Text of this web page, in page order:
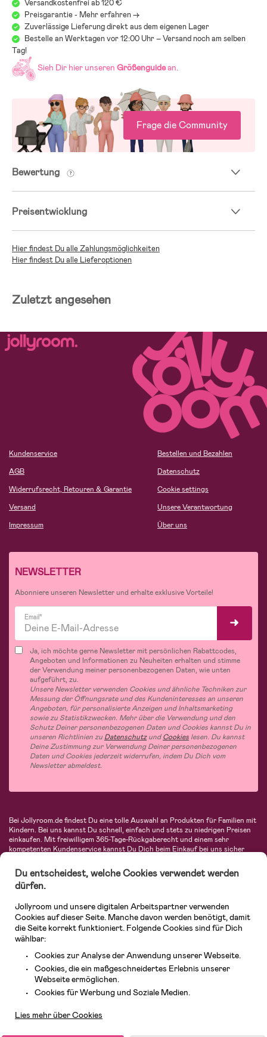
- Stahl, Gummi.
Versandkostenfrei ab 120 €
Preisgarantie - Mehr erfahren ->
Zuverlässige Lieferung direkt aus dem eigenen Lager
Bestelle an Werktagen vor 12:00 Uhr – Versand noch am selben
Tag!
Sieh Dir hier unseren Größenguidean.
Frage die Community
Bewertung
Preisentwicklung
Hier findest Du alle Zahlungsmöglichkeiten
Hier findest Du alle Lieferoptionen
Zuletzt angesehen
Kundenservice
AGB
Widerrufsrecht, Retouren & Garantie
Versand
Impressum
Bestellen und Bezahlen
Datenschutz
Cookie settings
Unsere Verantwortung
Über uns
NEWSLETTER
Abonniere unseren Newsletter und erhalte exklusive Vorteile!
Email*
Ja, ich möchte gerne Newsletter mit persönlichen Rabattcodes,
Angeboten und Informationen zu Neuheiten erhalten und stimme
der Verwendung meiner personenbezogenen Daten, wie unten
aufgeführt, zu.
Unsere Newsletter verwenden Cookies und ähnliche Techniken zur
Messung der Öffnungsrate und des Kundeninteresses an unseren
Angeboten, für personalisierte Anzeigen und Inhaltsmarketing
sowie zu Statistikzwecken. Mehr über die Verwendung und den
Schutz Deiner personenbezogenen Daten und Cookies kannst Du in
unseren Richtlinien zu DatenschutzundCookies lesen. Du kannst
Deine Zustimmung zur Verwendung Deiner personenbezogenen
Daten und Cookies jederzeit widerrufen, indem Du Dich vom
Newsletter abmeldest.
Bei Jollyroom.de findest Du eine tolle Auswahl an Produkten für Familien mit
Kindern. Bei uns kannst Du schnell, einfach und stets zu niedrigen Preisen
einkaufen. Mit freiwilligem 365-Tage-Rückgaberecht und einem sehr
kompetenten Kundenservice kannst Du Dich beim Einkauf bei uns sicher
Autositze, Kinder- und Babymode, Produkte für Mütter und eine Menge
fantastischer Einrichtungsgegenstände, Spielsachen, Babyprodukte und
vieles mehr. Wir haben Produkte von bekannten Herstellern wie Britax, Maxi-
Avent, Jack Wolfskin, Cybex, LEGO und vielen mehr. Schau Dich um in
unserer vielfältigen Online-Boutique für Kinder & Babys. Willkommen!
Du entscheidest, welche Cookies verwendet werden
dürfen.
Jollyroom und unsere digitalen Arbeitspartner verwenden
Cookies auf dieser Seite. Manche davon werden benötigt, damit
die Seite korrekt funktioniert. Folgende Cookies sind für Dich
wählbar:
Cookies zur Analyse der Anwendung unserer Webseite.
Cookies, die ein maßgeschneidertes Erlebnis unserer
Webseite ermöglichen.
Cookies für Werbung und Soziale Medien.
Lies mehr über Cookies